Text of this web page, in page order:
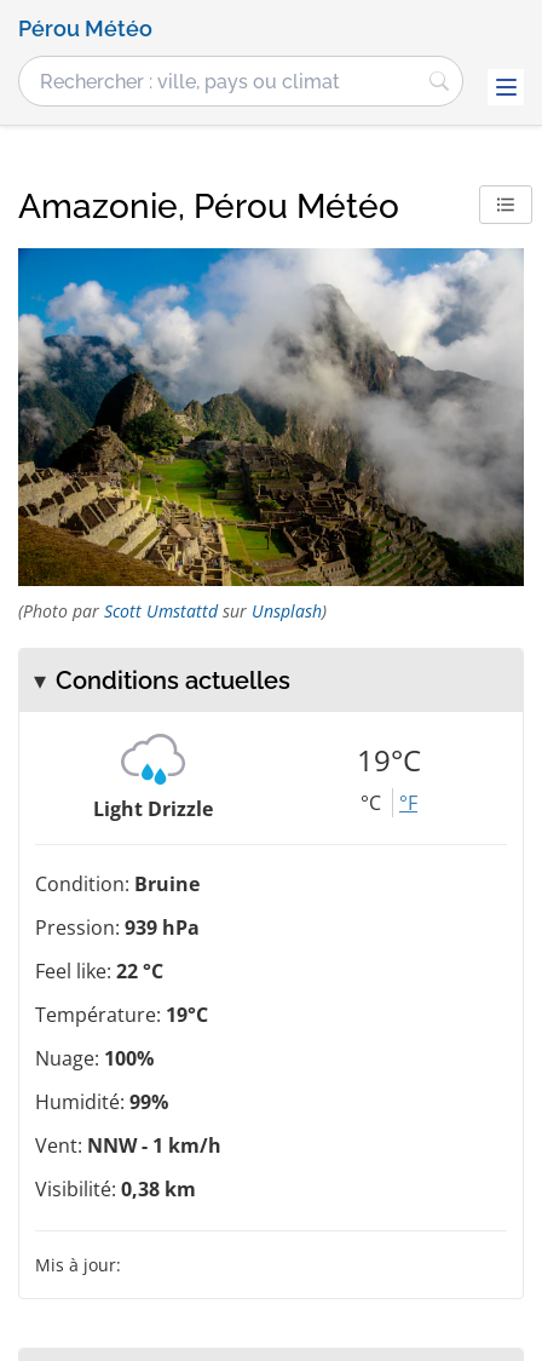
Pérou Météo
Amazonie, Pérou Météo
(Photo par Scott Umstattdsur Unsplash)
Conditions actuelles
Light Drizzle
19°C
°C °F
Condition: Bruine
Pression: 939 hPa
Feel like: 22 °C
Température: 19°C
Nuage: 100%
Humidité: 99%
Vent: NNW - 1 km/h
Visibilité: 0,38 km
Mis à jour: